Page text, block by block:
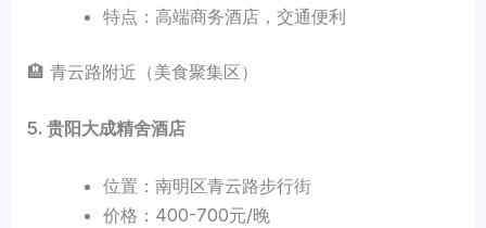
特点：高端商务酒店，交通便利
🏨 青云路附近（美食聚集区）
5. 贵阳大成精舍酒店
位置：南明区青云路步行街
价格：400-700元/晚